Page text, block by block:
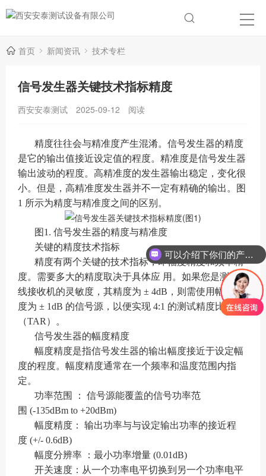
首页 新闻资讯 技术专栏
信号发生器关键技术指标精度
西安安泰测试 2025-09-12 阅读
精度往往会与精准度产生混淆。信号发生器的精度
是它的输出值接近设定值的程度。精准度是信号发生器
输出波动的程度。高精准度的发生器输出稳定，变化很
小。但是，高精准度发生器并不一定有精确的输出。图
1 所示为精度与精准度之间的区别。
图1. 信号发生器的精度与精准度
关键的精度技术指标
精度有两个关键的技术指标，即幅度精度和频率精
度。需要多大的精度取决于具体应 用。如果您是测试无
线接收机的灵敏度，其精度为 ± 4dB，则需使用幅度精
度为 ± 1dB 的信号源，以便实现 4:1 的测试精度比
（TAR）。
信号发生器的幅度精度
幅度精度是指信号发生器的输出幅度接近于设定幅
度的程度。幅度精度通常在一个频率和温度范围内指
定。
功率范围 ： 信号源能覆盖的信号功率范
围 (-135dBm to +20dBm)
幅度精度： 输出功率与与设定输出功率的接近程
度 (+/- 0.6dB)
幅度分辨率 ：最小功率增量 (0.01dB)
开关速度：从一个功率电平切换到另一个功率电平
可以介绍下你们的产品么？